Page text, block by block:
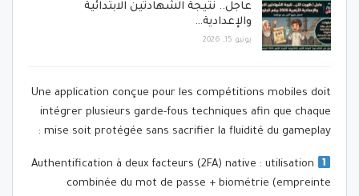
عاجل.. نتيجة الشهادتين الابتدائية
والإعدادية…
يونيو 15, 2026
Une application conçue pour les compétitions mobiles doit
intégrer plusieurs garde-fous techniques afin que chaque
mise soit protégée sans sacrifier la fluidité du gameplay :
Authentification à deux facteurs (2FA) native : utilisation
combinée du mot de passe + biométrie (empreinte